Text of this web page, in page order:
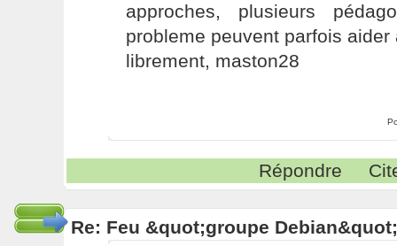
approches, plusieurs
probleme peuvent parfois aider
librement, maston28
Répondre
Re: Feu &quot;groupe Debian&quot;